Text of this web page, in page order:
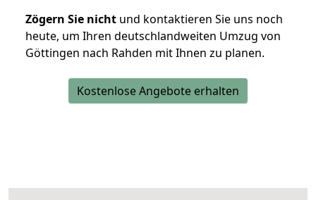
Zögern Sie nicht und kontaktieren Sie uns noch
heute, um Ihren deutschlandweiten Umzug von
Göttingen nach Rahden mit Ihnen zu planen.
Kostenlose Angebote erhalten